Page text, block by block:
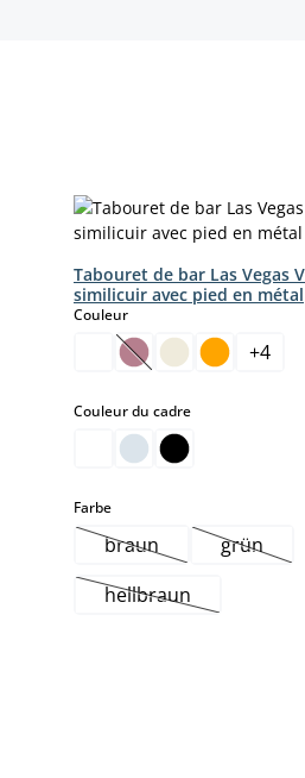
pour le moment.)
pour le moment.)
pas disponible pour le moment.)
pour le moment.)
Tabouret de bar Las Vegas
similicuir avec pied en métal
Couleurselect
(Cette option n'est
+4
Couleur du cadreselect
Farbeselect
braun(Cette option n'est
grün(Cette
hellbraun(Cette option n'est